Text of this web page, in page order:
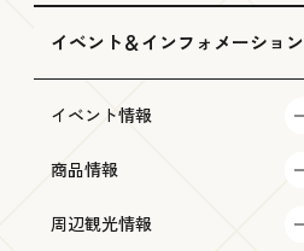
イベント＆インフォメーション
イベント情報
商品情報
周辺観光情報